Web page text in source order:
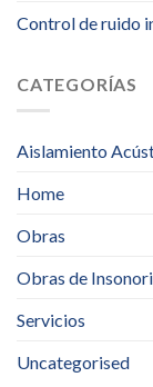
Control de ruido
CATEGORÍAS
Aislamiento
Home
Obras
Obras de
Servicios
Uncategorised